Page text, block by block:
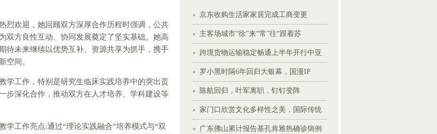
烈欢迎，她回顾双方深厚合作历程时强调，公共
双方良性互动、协同发展奠定了坚实基础。她高
待未来继续以优势互补、资源共享为抓手，携手
空间。
学工作，特别是研究生临床实践培养中的突出贡
步深化合作，推动双方在人才培养、学科建设等
学工作亮点:通过“理论实践融合”培养模式与“双
京东收购生活家家居完成工商变更
主客场城市“徐”来“常”往“跟着苏
跨境货物运输稳定畅通上半年开行中亚
罗小黑时隔6年回归大银幕，国漫IP
陈航回归，叶军离职，钉钉变阵
家门口欣赏文化多样性之美，国际传统
广东佛山累计报告基孔肯雅热确诊病例